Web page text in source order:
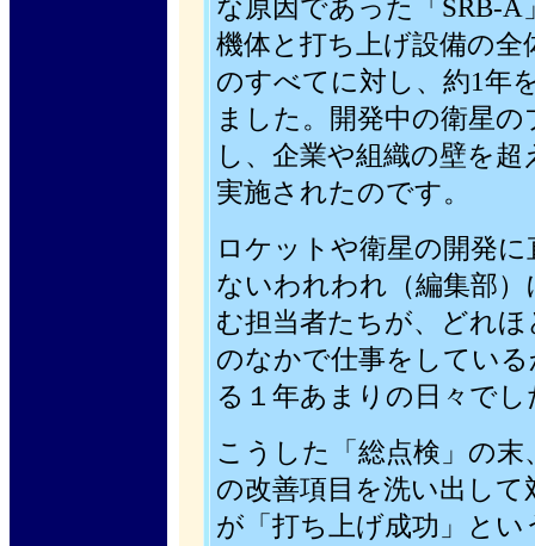
な原因であった「SRB-
機体と打ち上げ設備の全
のすべてに対し、約1年
ました。開発中の衛星
し、企業や組織の壁を
実施されたのです。
ロケットや衛星の開発
ないわれわれ（編集部
む担当者たちが、どれ
のなかで仕事をしてい
る１年あまりの日々でし
こうした「総点検」の
の改善項目を洗い出し
が「打ち上げ成功」と